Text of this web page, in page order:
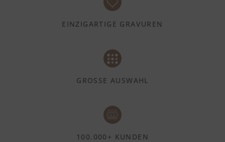
EINZIGARTIGE GRAVUREN
GROSSE AUSWAHL
100.000+ KUNDEN